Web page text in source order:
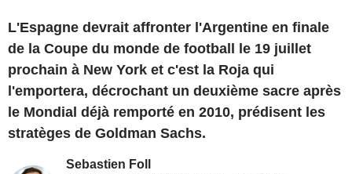
L'Espagne devrait affronter l'Argentine en finale
de la Coupe du monde de football le 19 juillet
prochain à New York et c'est la Roja qui
l'emportera, décrochant un deuxième sacre après
le Mondial déjà remporté en 2010, prédisent les
stratèges de Goldman Sachs.
Sebastien Foll